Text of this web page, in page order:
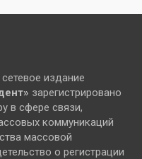
издание
зарегистрировано
в сфере связи,
коммуникаций
массовой
о регистрации